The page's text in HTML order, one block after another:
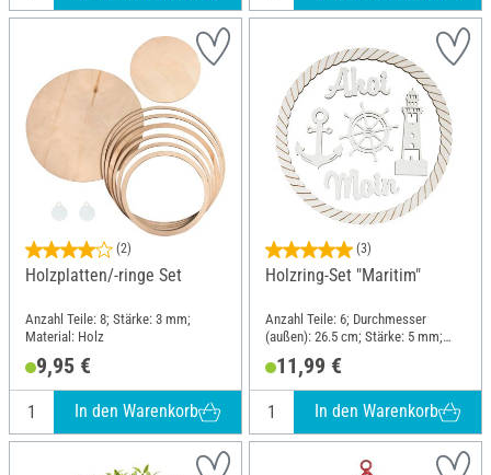
(2)
Holzplatten/-ringe Set
Anzahl Teile: 8; Stärke: 3 mm;
Material: Holz
9,95 €
In den Warenkorb
(3)
Holzring-Set "Maritim"
Anzahl Teile: 6; Durchmesser
(außen): 26.5 cm; Stärke: 5 mm;
11,99 €
In den Warenkorb